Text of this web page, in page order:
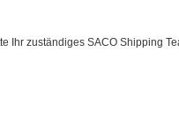
Ihr zuständiges SACO Shipping